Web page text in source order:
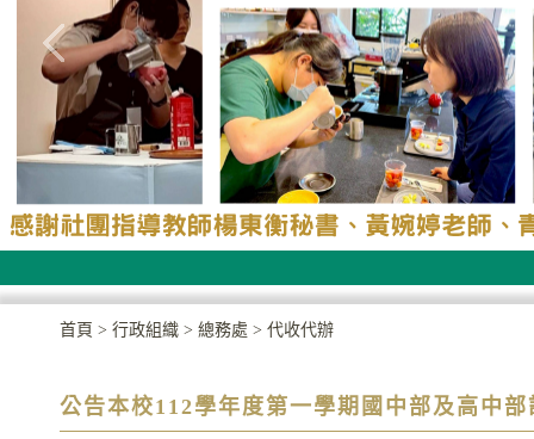
首頁 > 行政組織 > 總務處 > 代收代辦
公告本校112學年度第一學期國中部及高中